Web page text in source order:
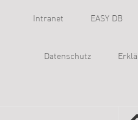
Intranet EASY DB
Datenschutz